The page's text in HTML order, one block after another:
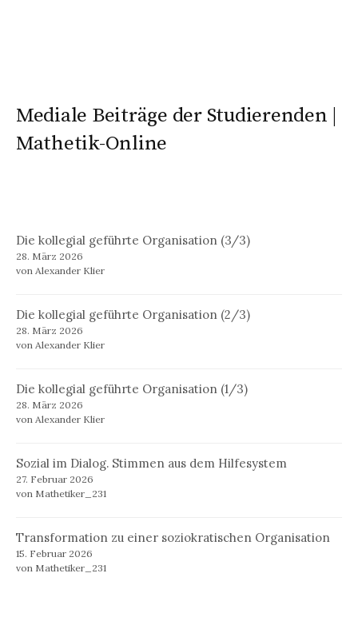
Mediale Beiträge der Studierenden |
Mathetik-Online
Die kollegial geführte Organisation (3/3)
28. März 2026
von Alexander Klier
Die kollegial geführte Organisation (2/3)
28. März 2026
von Alexander Klier
Die kollegial geführte Organisation (1/3)
28. März 2026
von Alexander Klier
Sozial im Dialog. Stimmen aus dem Hilfesystem
27. Februar 2026
von Mathetiker_231
Transformation zu einer soziokratischen Organisation
15. Februar 2026
von Mathetiker_231